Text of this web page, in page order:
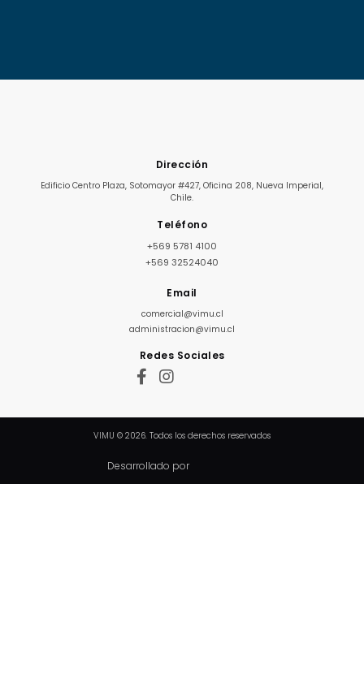
Dirección
Edificio Centro Plaza, Sotomayor #427, Oficina 208, Nueva Imperial,
Chile.
Teléfono
+569 5781 4100
+569 32524040
Email
comercial@vimu.cl
administracion@vimu.cl
Redes Sociales
VIMU © 2026. Todos los derechos reservados
Desarrollado por